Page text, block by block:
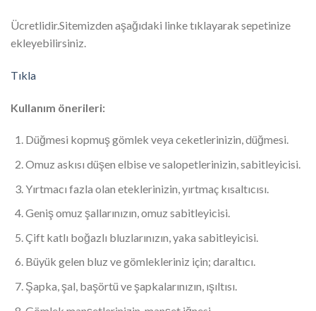
Ücretlidir.Sitemizden aşağıdaki linke tıklayarak sepetinize
ekleyebilirsiniz.
Tıkla
Kullanım önerileri:
Düğmesi kopmuş gömlek veya ceketlerinizin, düğmesi.
Omuz askısı düşen elbise ve salopetlerinizin, sabitleyicisi.
Yırtmacı fazla olan eteklerinizin, yırtmaç kısaltıcısı.
Geniş omuz şallarınızın, omuz sabitleyicisi.
Çift katlı boğazlı bluzlarınızın, yaka sabitleyicisi.
Büyük gelen bluz ve gömlekleriniz için; daraltıcı.
Şapka, şal, başörtü ve şapkalarınızın, ışıltısı.